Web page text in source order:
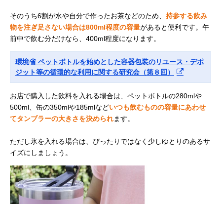
そのうち6割が水や自分で作ったお茶などのため、 持参する飲み
物を注ぎ足さない場合は800ml程度の容量があると便利です。午
前中で飲む分だけなら、400ml程度になります。
環境省 ペットボトルを始めとした容器包装のリユース・デポ
ジット等の循環的な利用に関する研究会（第８回）
お店で購入した飲料を入れる場合は、ペットボトルの280mlや
500ml、缶の350mlや185mlなどいつも飲むものの容量にあわせ
てタンブラーの大きさを決められます。
ただし氷を入れる場合は、ぴったりではなく少しゆとりのあるサ
イズにしましょう。